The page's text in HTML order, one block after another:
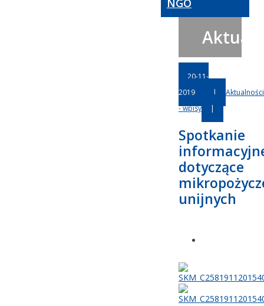
NGO
20-11-
2019
|
Aktualności
- wpisy
|
Spotkanie
dotyczące
unijnych